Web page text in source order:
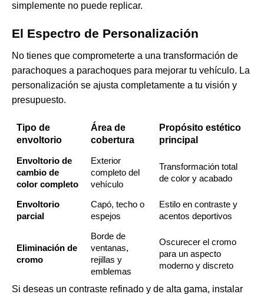
simplemente no puede replicar.
El Espectro de Personalización
No tienes que comprometerte a una transformación de
parachoques a parachoques para mejorar tu vehículo. La
personalización se ajusta completamente a tu visión y
presupuesto.
Tipo de
envoltorio
Área de
cobertura
Propósito estético
principal
Envoltorio de
cambio de
color completo
Exterior
completo del
vehículo
Transformación total
de color y acabado
Envoltorio
parcial
Capó, techo o
espejos
Estilo en contraste y
acentos deportivos
Eliminación de
cromo
Borde de
ventanas,
rejillas y
emblemas
Oscurecer el cromo
para un aspecto
moderno y discreto
Si deseas un contraste refinado y de alta gama, instalar